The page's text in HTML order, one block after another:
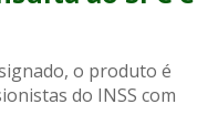
o produto é
do INSS com